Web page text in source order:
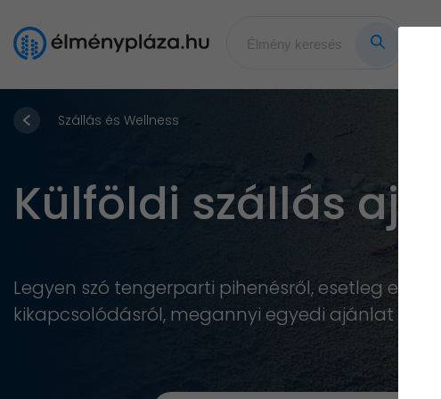
Szállás és Wellness
Külföldi szállás
Legyen szó tengerparti pihenésről, esetleg egy
kikapcsolódásról, megannyi egyedi ajánlat vár